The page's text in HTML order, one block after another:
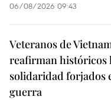
06/08/2026 09:43
Veteranos de
reafirman históricos
solidaridad forjados
guerra